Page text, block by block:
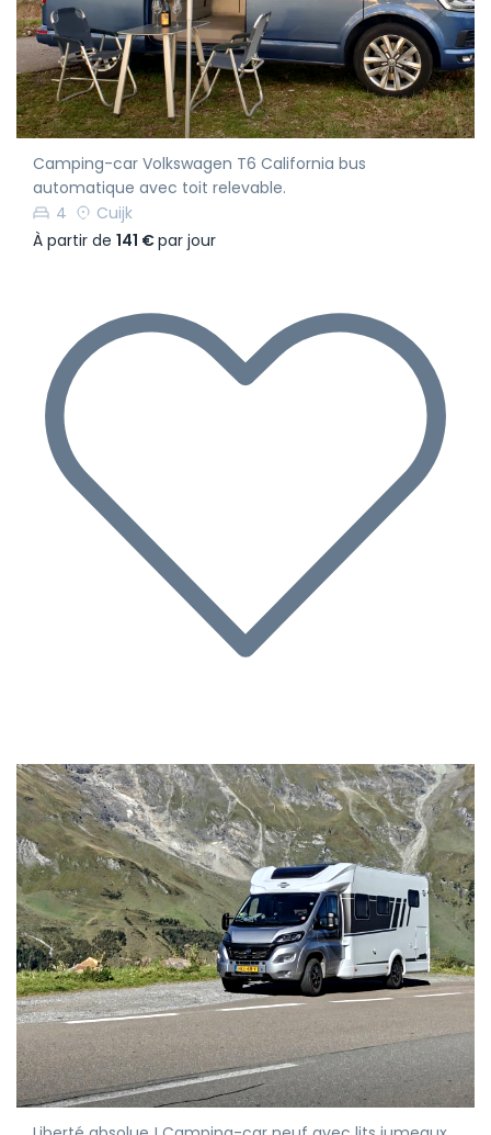
Camping-car Volkswagen T6 California bus
automatique avec toit relevable.
4
Cuijk
À partir de 141 €par jour